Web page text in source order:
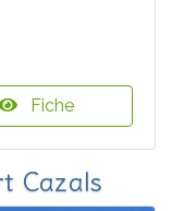
Fiche
Cazals